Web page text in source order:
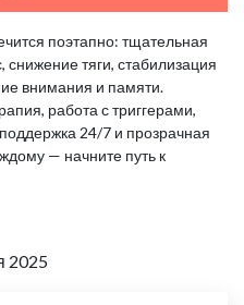
поэтапно: тщательная
снижение тяги, стабилизация
внимания и памяти.
работа с триггерами,
24/7 и прозрачная
— начните путь к
2025